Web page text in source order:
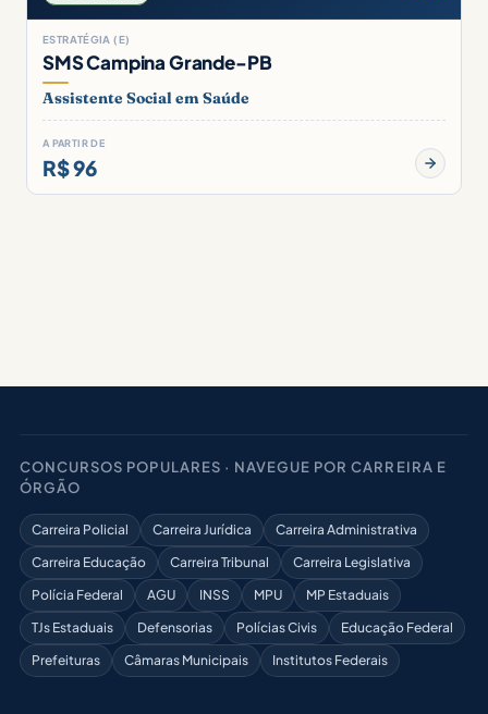
ESTRATÉGIA (E)
SMS Campina Grande-PB
Assistente Social em Saúde
A PARTIR DE
R$ 96
CONCURSOS POPULARES · NAVEGUE POR CARREIRA E
ÓRGÃO
Carreira Policial Carreira Jurídica
Carreira Administrativa
Carreira Educação
Carreira Tribunal
Carreira Legislativa
Polícia Federal
AGU INSS MPU
MP Estaduais
TJs Estaduais
Defensorias Polícias Civis
Educação Federal
Prefeituras
Câmaras Municipais Institutos Federais